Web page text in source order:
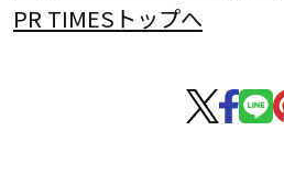
PR TIMESトップへ